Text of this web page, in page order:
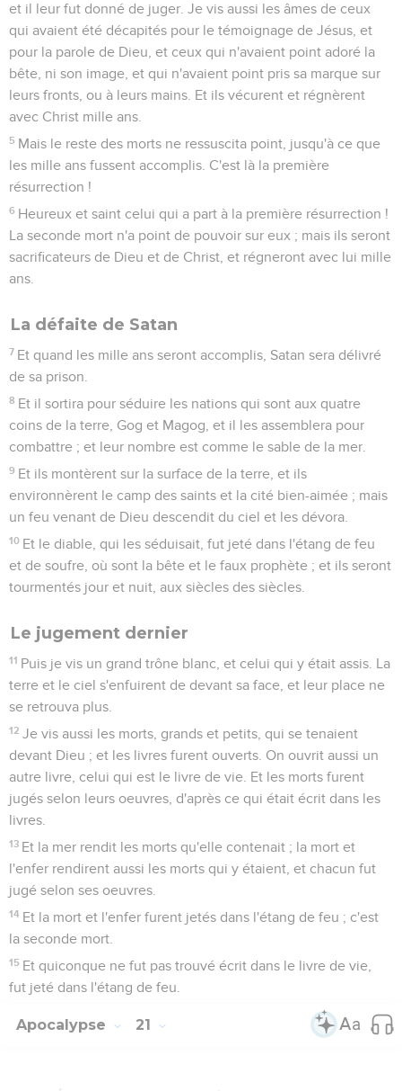
et il leur fut donné de juger. Je vis aussi les âmes de ceux
qui avaient été décapités pour le témoignage de Jésus, et
pour la parole de Dieu, et ceux qui n'avaient point adoré la
bête, ni son image, et qui n'avaient point pris sa marque sur
leurs fronts, ou à leurs mains. Et ils vécurent et régnèrent
avec Christ mille ans.
5 Mais le reste des morts ne ressuscita point, jusqu'à ce que
les mille ans fussent accomplis. C'est là la première
résurrection !
6 Heureux et saint celui qui a part à la première résurrection !
La seconde mort n'a point de pouvoir sur eux ; mais ils seront
sacrificateurs de Dieu et de Christ, et régneront avec lui mille
ans.
La défaite de Satan
7 Et quand les mille ans seront accomplis, Satan sera délivré
de sa prison.
8 Et il sortira pour séduire les nations qui sont aux quatre
coins de la terre, Gog et Magog, et il les assemblera pour
combattre ; et leur nombre est comme le sable de la mer.
9 Et ils montèrent sur la surface de la terre, et ils
environnèrent le camp des saints et la cité bien-aimée ; mais
un feu venant de Dieu descendit du ciel et les dévora.
10 Et le diable, qui les séduisait, fut jeté dans l'étang de feu
et de soufre, où sont la bête et le faux prophète ; et ils seront
tourmentés jour et nuit, aux siècles des siècles.
Le jugement dernier
11 Puis je vis un grand trône blanc, et celui qui y était assis. La
terre et le ciel s'enfuirent de devant sa face, et leur place ne
se retrouva plus.
12 Je vis aussi les morts, grands et petits, qui se tenaient
devant Dieu ; et les livres furent ouverts. On ouvrit aussi un
autre livre, celui qui est le livre de vie. Et les morts furent
jugés selon leurs oeuvres, d'après ce qui était écrit dans les
livres.
13 Et la mer rendit les morts qu'elle contenait ; la mort et
l'enfer rendirent aussi les morts qui y étaient, et chacun fut
jugé selon ses oeuvres.
14 Et la mort et l'enfer furent jetés dans l'étang de feu ; c'est
la seconde mort.
15 Et quiconque ne fut pas trouvé écrit dans le livre de vie,
fut jeté dans l'étang de feu.
Apocalypse 21